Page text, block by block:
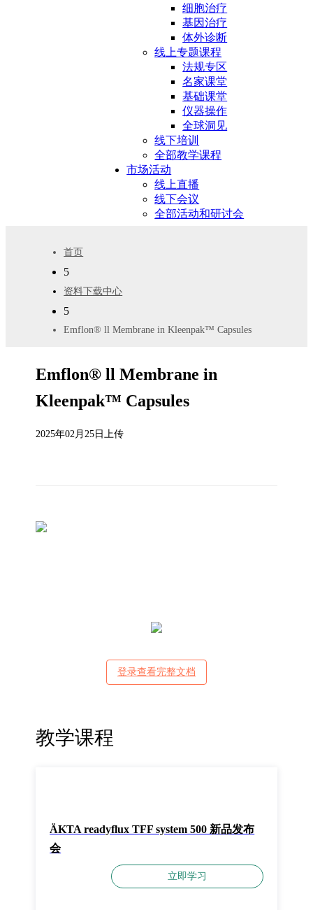
细胞治疗
基因治疗
体外诊断
线上专题课程
法规专区
名家课堂
基础课堂
仪器操作
全球洞见
线下培训
全部教学课程
市场活动
线上直播
线下会议
全部活动和研讨会
首页
5
资料下载中心
5
Emflon® ll Membrane in Kleenpak™ Capsules
Emflon® ll Membrane in
Kleenpak™ Capsules
2025年02月25日上传
登录查看完整文档
教学课程
ÄKTA readyflux TFF system 500 新品发布
会
立即学习